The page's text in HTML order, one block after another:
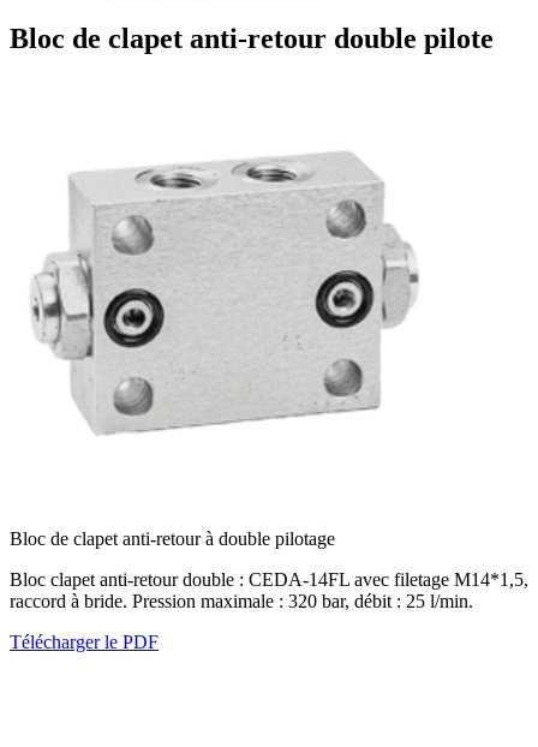
Bloc de clapet anti-retour double pilote
Bloc de clapet anti-retour à double pilotage
Bloc clapet anti-retour double : CEDA-14FL avec filetage M14*1,5,
raccord à bride. Pression maximale : 320 bar, débit : 25 l/min.
Télécharger le PDF